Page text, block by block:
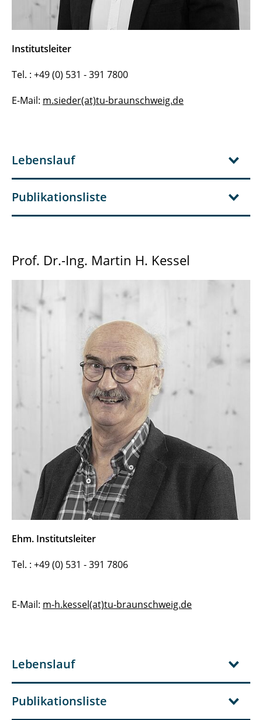
Institutsleiter
Tel. : +49 (0) 531 - 391 7800
E-Mail: m.sieder(at)tu-braunschweig.de
Lebenslauf
Publikationsliste
Prof. Dr.-Ing. Martin H. Kessel
Ehm. Institutsleiter
Tel. : +49 (0) 531 - 391 7806
E-Mail: m-h.kessel(at)tu-braunschweig.de
Lebenslauf
Publikationsliste